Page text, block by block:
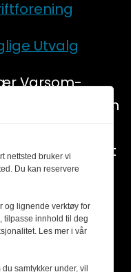
Utvalg
Varsom-
Den
urettmessig
til å ta kontakt
Faglige
som
i
informasjon
nettsted bruker vi
Du kan reservere
og lignende verktøy for
tilpasse innhold til deg
Les mer i vår
samtykker under, vil